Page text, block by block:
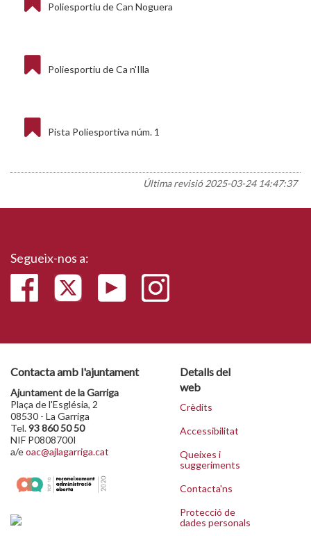
Poliesportiu de Can Noguera
Poliesportiu de Ca n'Illa
Pista Poliesportiva núm. 1
Última revisió2025-03-24 14:47:37
Segueix-nos a:
Contacta amb l'ajuntament
Ajuntament de la Garriga
Plaça de l'Església, 2
08530 - La Garriga
Tel.93 860 50 50
NIF P0808700I
a/eoac@ajlagarriga.cat
Detalls del
web
Crèdits
Accessibilitat
Queixes i
suggeriments
Contacta'ns
Protecció de
dades personals